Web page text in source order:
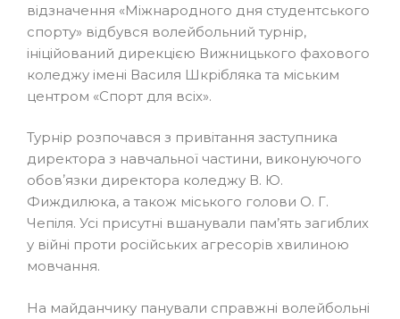
відзначення «Міжнародного дня студентського
спорту» відбувся волейбольний турнір,
ініційований дирекцією Вижницького фахового
коледжу імені Василя Шкрібляка та міським
центром «Спорт для всіх».
Турнір розпочався з привітання заступника
директора з навчальної частини, виконуючого
обовʼязки директора коледжу В. Ю.
Фиждилюка, а також міського голови О. Г.
Чепіля. Усі присутні вшанували пам’ять загиблих
у війні проти російських агресорів хвилиною
мовчання.
На майданчику панували справжні волейбольні